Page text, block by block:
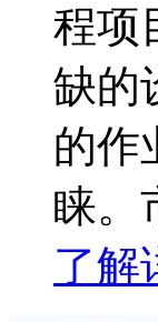
程项
缺的
的作
睐。
了解